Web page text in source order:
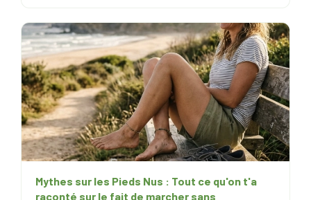
Mythes sur les Pieds Nus : Tout ce qu'on t'a
raconté sur le fait de marcher sans